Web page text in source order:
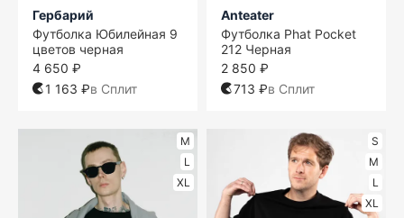
Гербарий
Футболка Юбилейная 9
цветов черная
4 650 ₽
1 163 ₽в Сплит
Anteater
Футболка Phat Pocket
212 Черная
2 850 ₽
713 ₽в Сплит
M
L
XL
S
M
L
XL